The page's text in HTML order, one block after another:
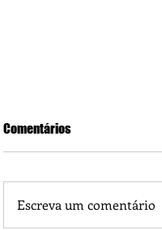
Comentários
Escreva um comentário